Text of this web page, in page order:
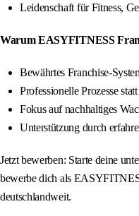
Leidenschaft für Fitness,
Warum EASYFITNESS
Bewährtes Franchise-
Professionelle Prozesse
Fokus auf nachhaltiges
Unterstützung durch
Jetzt bewerben: Starte deine
bewerbe dich als
deutschlandweit.